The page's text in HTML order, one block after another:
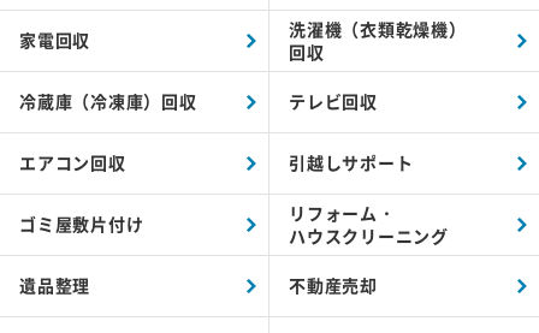
家電回収
洗濯機（衣類乾燥機）
回収
冷蔵庫（冷凍庫）回収 テレビ回収
エアコン回収 引越しサポート
ゴミ屋敷片付け
リフォーム・
ハウスクリーニング
遺品整理 不動産売却